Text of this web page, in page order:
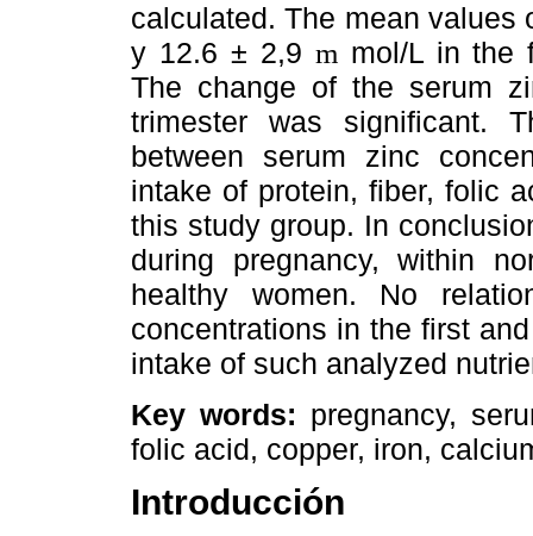
calculated. The mean
y 12.6 ± 2,9 m mol/L in the
The change of the serum
trimester was significant.
between serum zinc
intake of protein, fiber, folic
this study group. In
during pregnancy, within
healthy women. No
concentrations in the first
intake of such analyzed
Key words: pregnancy,
folic acid, copper, iron,
Introducción